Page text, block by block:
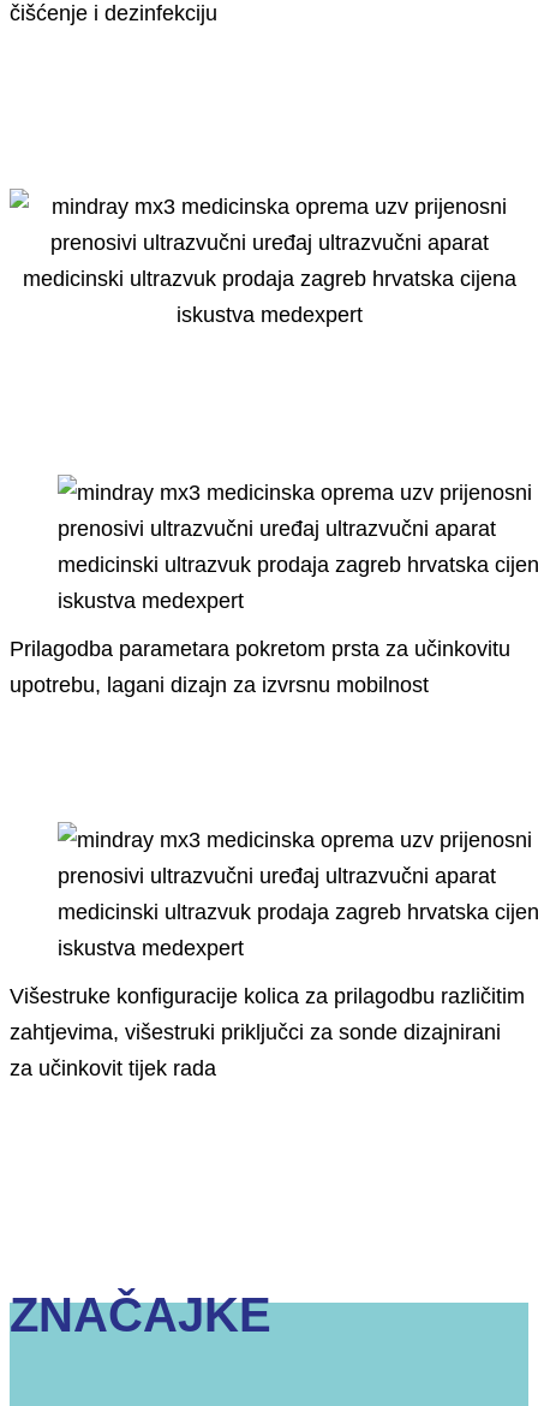
čišćenje i dezinfekciju
Prilagodba parametara pokretom prsta za učinkovitu
upotrebu, lagani dizajn za izvrsnu mobilnost
Višestruke konfiguracije kolica za prilagodbu različitim
zahtjevima, višestruki priključci za sonde dizajnirani
za učinkovit tijek rada
ZNAČAJKE